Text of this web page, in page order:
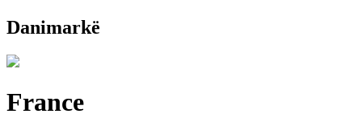
Danimarkë
France